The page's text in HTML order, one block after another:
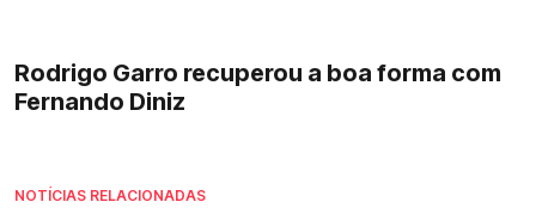
Rodrigo Garro recuperou a boa forma com
Fernando Diniz
NOTÍCIAS RELACIONADAS